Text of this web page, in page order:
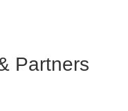
Partners